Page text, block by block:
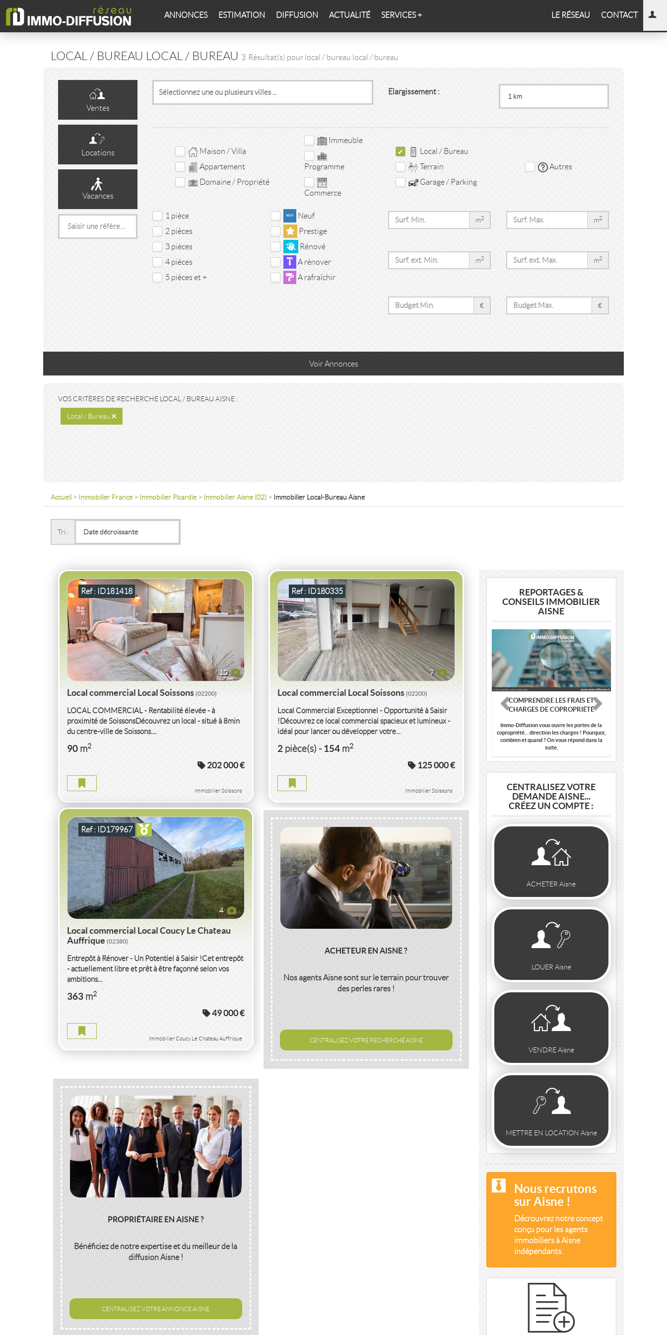
ANNONCES ESTIMATION DIFFUSION ACTUALITÉ SERVICES + CONTACT
LE RÉSEAU
LOCAL / BUREAU LOCAL / BUREAU 3 Résultat(s) pour local / bureau local / bureau
Ventes
Locations
Vacances
Elargissement :
Maison / Villa
Appartement
Domaine / Propriété
Immeuble
Programme
Commerce
Local / Bureau
Terrain
Garage / Parking
Autres
1 pièce
2 pièces
3 pièces
4 pièces
5 pièces et +
Neuf
Prestige
Rénové
A rénover
A rafraîchir
m2 m2
m2 m2
€ €
VoirAnnonces
VOS CRITÈRES DE RECHERCHE LOCAL / BUREAU AISNE :
Local / Bureau
Accueil > Immobilier France > Immobilier Picardie > Immobilier Aisne (02) > Immobilier Local-Bureau Aisne
Tri :
10
Ref : ID181418
VENTELOCAL COMMERCIALLOCAL
SOISSONS(02200)
Local commercial Local Soissons(02200)
LOCAL COMMERCIAL - Rentabilité élevée - à
proximité de SoissonsDécouvrez un local - situé à 8min
du centre-ville de Soissons....
90m2
202 000 €
Immobilier Soissons
7
Ref : ID180335
VENTELOCAL COMMERCIALLOCAL
Local commercial Local Soissons(02200)
Local Commercial Exceptionnel - Opportunité à Saisir
!Découvrez ce local commercial spacieux et lumineux -
idéal pour lancer ou développer votre...
2pièce(s)-154m2
125 000 €
Immobilier Soissons
4
Ref : ID179967
VENTELOCAL COMMERCIALLOCALCOUCY
LE CHATEAU AUFFRIQUE(02380)
LOCAL COMMERCIAL LOCAL COUCY LE CHATEAU
AUFFRIQUE
363m
Local commercial Local Coucy Le Chateau
Auffrique(02380)
Entrepôt à Rénover - Un Potentiel à Saisir !Cet entrepôt
- actuellement libre et prêt à être façonné selon vos
ambitions...
363m2
49 000 €
Immobilier Coucy Le Chateau Auffrique
ACHETEUR EN AISNE ?
Nos agentsAisnesont sur le terrain pour trouver
des perles rares !
CENTRALISEZ VOTRE RECHERCHE AISNE
PROPRIÉTAIRE EN AISNE ?
Bénéficiez de notre expertise et du meilleur de la
diffusionAisne!
CENTRALISEZ VOTRE ANNONCE AISNE
REPORTAGES &
CONSEILS IMMOBILIER
AISNE
COMPRENDRE LES FRAIS ET
CHARGES DE COPROPRIÉTÉ
Immo-Diffusion vous ouvre les portes de la
copropriété… direction les charges ! Pourquoi,
combien et quand ? On vous répond dans la
suite.
Previous Next
CENTRALISEZ VOTRE
DEMANDE AISNE...
CRÉEZ UN COMPTE :
ACHETER Aisne
LOUER Aisne
VENDRE Aisne
METTRE EN LOCATION Aisne
Nous recrutons
sur Aisne !
Décrouvrez notre concept
conçu pour les agents
immobiliers à Aisne
indépendants.